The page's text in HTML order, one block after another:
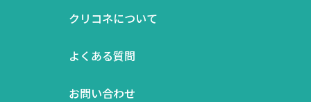
クリコネについて
よくある質問
お問い合わせ